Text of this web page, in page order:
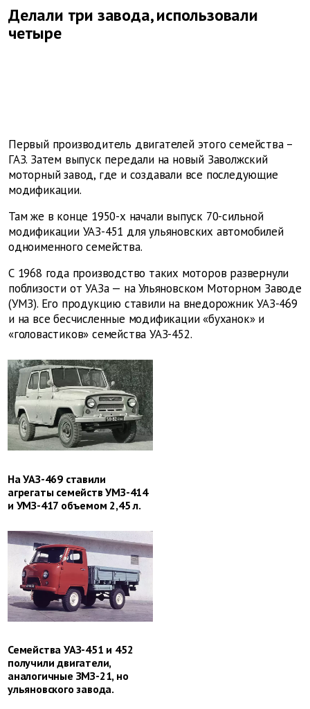
Делали три завода, использовали
четыре
Первый производитель двигателей этого семейства –
ГАЗ. Затем выпуск передали на новый Заволжский
моторный завод, где и создавали все последующие
модификации.
Там же в конце 1950-х начали выпуск 70-сильной
модификации УАЗ-451 для ульяновских автомобилей
одноименного семейства.
С 1968 года производство таких моторов развернули
поблизости от УАЗа — на Ульяновском Моторном Заводе
(УМЗ). Его продукцию ставили на внедорожник УАЗ-469
и на все бесчисленные модификации «буханок» и
«головастиков» семейства УАЗ-452.
На УАЗ-469 ставили
агрегаты семейств УМЗ-414
и УМЗ-417 объемом 2,45 л.
Семейства УАЗ-451 и 452
получили двигатели,
аналогичные ЗМЗ-21, но
ульяновского завода.